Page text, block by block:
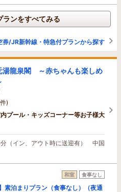
ランをすべてみる
券/JR新幹線・特急付プランから探す
龍泉閣 ～赤ちゃんも楽しめ
)
プール・キッズコーナー等お子様大
（イン、アウト時に送迎有） 中国
和室 食事なし
素泊まりプラン（食事なし）（夜通